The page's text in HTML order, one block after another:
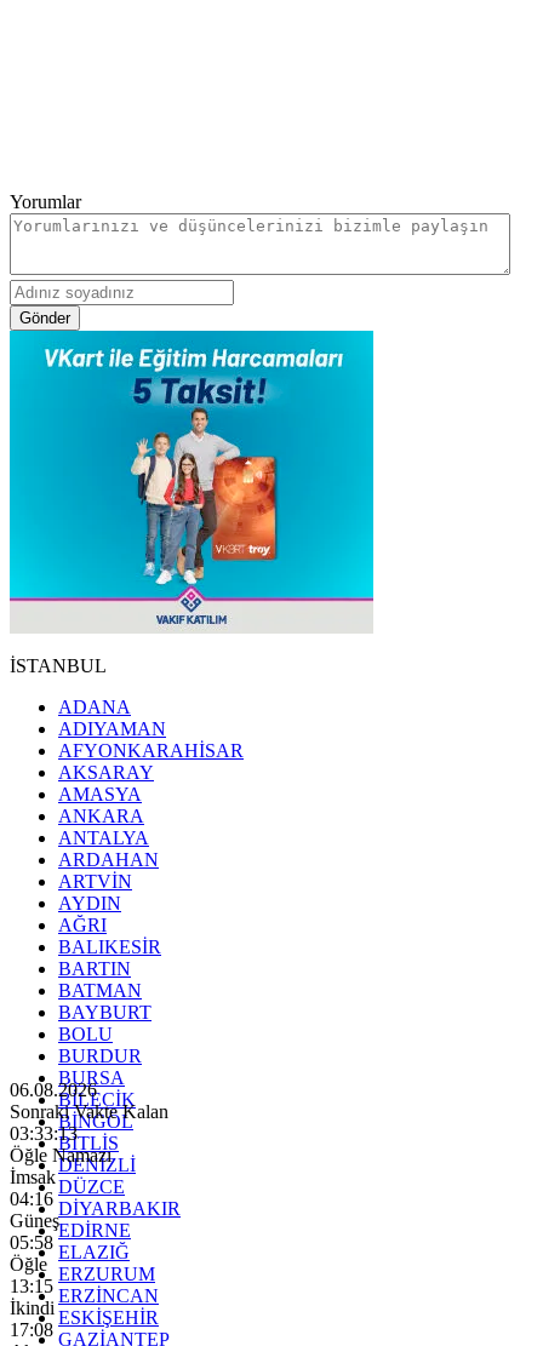
Yorumlar
Gönder
İSTANBUL
ADANA
ADIYAMAN
AFYONKARAHİSAR
AKSARAY
AMASYA
ANKARA
ANTALYA
ARDAHAN
ARTVİN
AYDIN
AĞRI
BALIKESİR
BARTIN
BATMAN
BAYBURT
BOLU
BURDUR
BURSA
BİLECİK
BİNGÖL
BİTLİS
DENİZLİ
DÜZCE
DİYARBAKIR
EDİRNE
ELAZIĞ
ERZURUM
ERZİNCAN
ESKİŞEHİR
GAZİANTEP
06.08.2026
Sonraki Vakte Kalan
03:33:11
Öğle Namazı
İmsak
04:16
Güneş
05:58
Öğle
13:15
İkindi
17:08